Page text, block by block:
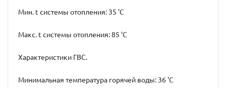
Мин. t системы отопления: 35 'C
Макс. t системы отопления: 85 'C
Характеристики ГВС.
Минимальная температура горячей воды: 36 'C